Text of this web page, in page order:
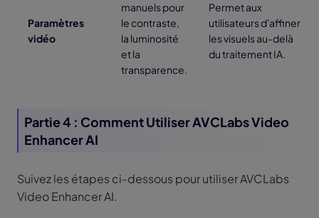
Paramètres
vidéo
manuels pour
le contraste,
la luminosité
et la
transparence.
Permet aux
utilisateurs d'affiner
les visuels au-delà
du traitement IA.
Partie 4 : Comment Utiliser AVCLabs Video
Enhancer AI
Suivez les étapes ci-dessous pour utiliser AVCLabs
Video Enhancer AI.